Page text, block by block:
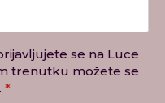
se na Luce
trenutku možete se
*